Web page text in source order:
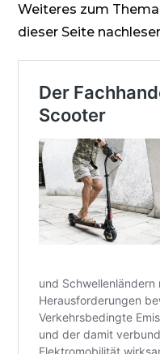
Weiteres zum
dieser Seite